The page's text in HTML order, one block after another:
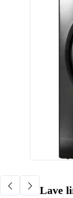
Lave